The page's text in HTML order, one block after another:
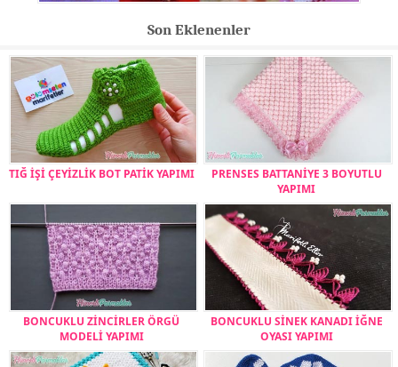
Son Eklenenler
TIĞ İŞİ ÇEYİZLİK BOT PATİK YAPIMI
PRENSES BATTANİYE 3 BOYUTLU
YAPIMI
BONCUKLU ZİNCİRLER ÖRGÜ
MODELİ YAPIMI
BONCUKLU SİNEK KANADI İĞNE
OYASI YAPIMI